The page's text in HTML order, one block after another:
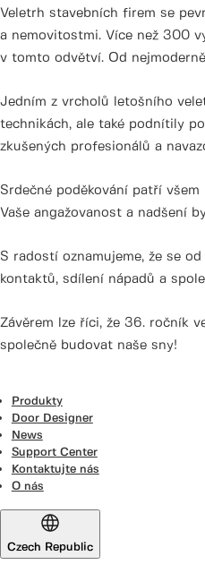
Veletrh stavebních firem se
a nemovitostmi. Více než 300
v tomto odvětví. Od
Jedním z vrcholů letošního
technikách, ale také podnítily
zkušených profesionálů a
Srdečné poděkování patří
Vaše angažovanost a nadšení
S radostí oznamujeme, že se
kontaktů, sdílení nápadů a
Závěrem lze říci, že 36. ročník
společně budovat naše sny!
Produkty
Door Designer
News
Support Center
Kontaktujte nás
O nás
Czech Republic